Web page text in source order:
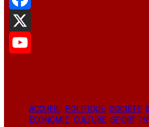
Facebook
X
ACCUEIL POLITIQUE SOCIETE
ECONOMIE CULTURE SPORT